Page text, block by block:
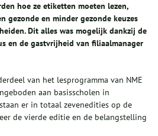
hoe ze etiketten moeten lezen,
gezonde en minder gezonde keuzes
Dit alles was mogelijk dankzij de
en de gastvrijheid van filiaalmanager
van het lesprogramma van NME
aan basisscholen in
er in totaal zevenedities op de
de vierde editie en de belangstelling